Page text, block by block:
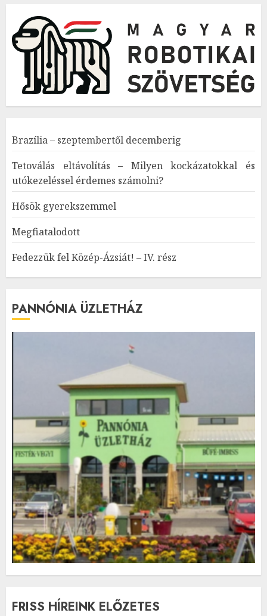
Brazília – szeptembertől decemberig
Tetoválás eltávolítás – Milyen kockázatokkal és
utókezeléssel érdemes számolni?
Hősök gyerekszemmel
Megfiatalodott
Fedezzük fel Közép-Ázsiát! – IV. rész
PANNÓNIA ÜZLETHÁZ
FRISS HÍREINK ELŐZETES